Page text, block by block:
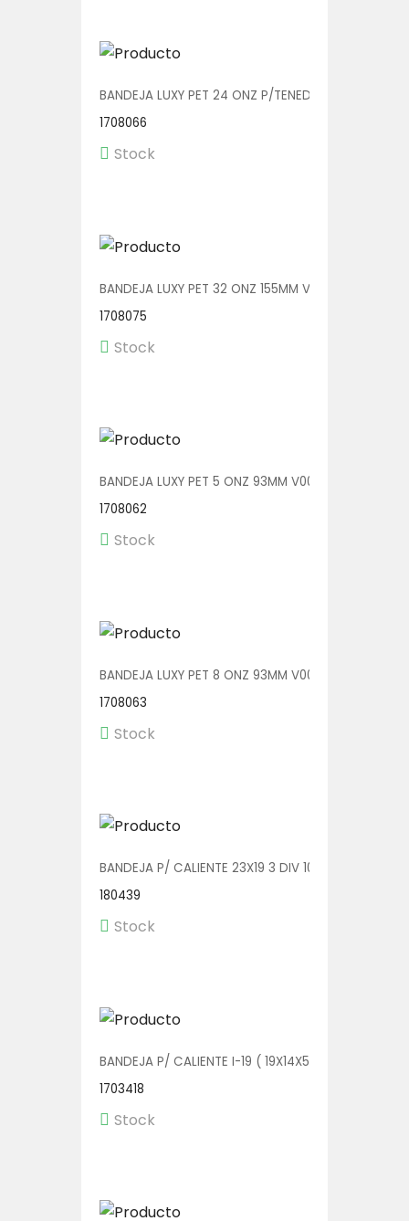
BANDEJA LUXY PET 24 ONZ P/TENEDOR 140MM
1708066
Stock
BANDEJA LUXY PET 32 ONZ 155MM V00604 1/280
1708075
Stock
BANDEJA LUXY PET 5 ONZ 93MM V00600 1/540
1708062
Stock
BANDEJA LUXY PET 8 ONZ 93MM V00600/A 1/540
1708063
Stock
BANDEJA P/ CALIENTE 23X19 3 DIV 100 UDS (2319-
180439
Stock
BANDEJA P/ CALIENTE I-19 ( 19X14X5) 1/250
1703418
Stock